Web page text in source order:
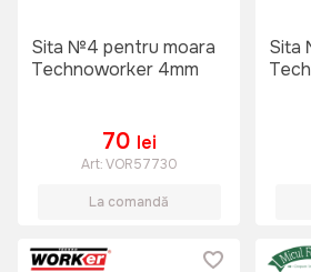
Sita №4 pentru moara
Technoworker 4mm
70 lei
Art:VOR57730
La comandă
Sita